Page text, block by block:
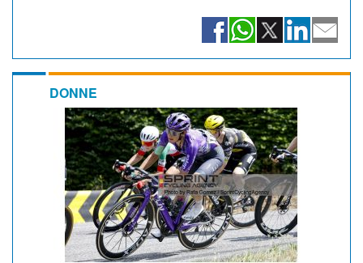
DONNE